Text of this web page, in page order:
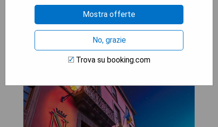
Laguna Nivaria Hotel & Spa
Mostra offerte
No, grazie
Trova su booking.com